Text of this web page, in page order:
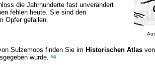
die Jahrhunderte fast unverändert
fehlen heute. Sie sind den
Opfer gefallen.
Sulzemoos finden Sie im Historischen Atlas
wurde. 54)